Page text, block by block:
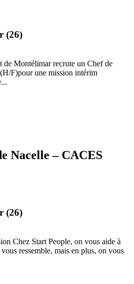
(26)
de Montélimar recrute un Chef de
F)pour une mission intérim
Nacelle – CACES
(26)
Chez Start People, on vous aide à
ressemble, mais en plus, on vous